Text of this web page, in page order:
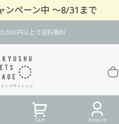
ンペーン中 〜8/31まで
円以上で送料無料
スライドショーを一時停止
イーツヴィレッジ / 公式オンラインショ
Cart Account